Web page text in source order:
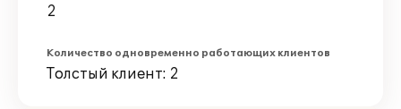
2
Количество одновременно работающих клиентов
Толстый клиент: 2